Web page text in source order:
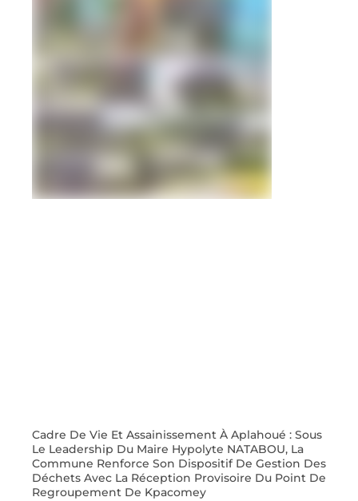
Cadre De Vie Et Assainissement À Aplahoué : Sous
Le Leadership Du Maire Hypolyte NATABOU, La
Commune Renforce Son Dispositif De Gestion Des
Déchets Avec La Réception Provisoire Du Point De
Regroupement De Kpacomey